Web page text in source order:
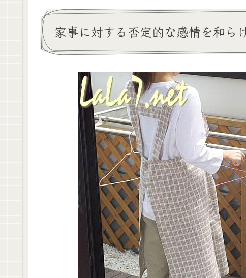
家事に対する否定的な感情を和ら